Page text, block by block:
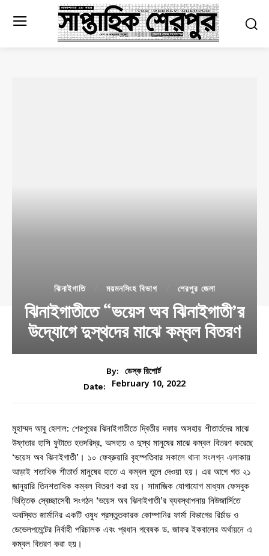
ঝিনাইগাতি ময়মনসিংহ বিভাগ শেরপুর জেলা
ঝিনাইগাতীতে “ভয়েস অব ঝিনাইগাতী’র
উদ্যোগে দুস্থদের মাঝে কম্বল বিতরণ
By:
ডেস্ক রিপোর্ট
Date:
February 10, 2022
মুহাম্মদ আবু হেলাল: শেরপুরের ঝিনাইগাতীতে দ্বিতীয় দফায় অসহায় শীতার্তদের মাঝে
উষ্ণতার হাসি ফুটাতে হতদরিদ্র, অসহায় ও দুস্থ মানুষের মাঝে কম্বল বিতরণ করেছে
‘ভয়েস অব ঝিনাইগাতী’। ১০ ফেব্রুয়ারি বৃহস্পতিবার সকালে থানা সংলগ্ন এলাকায়
আড়াই শতাধিক শীতার্ত মানুষের হাতে এ কম্বল তুলে দেওয়া হয়। এর আগে গত ২১
জানুয়ারি তিনশতাধিক কম্বল বিতরণ করা হয়। সামাজিক যোগাযোগ মাধ্যম ফেসবুক
ভিত্তিক স্বেচ্ছাসেবী সংগঠন ‘ভয়েস অব ঝিনাইগাতী’র ব্যবস্থাপনায় নিউজার্সিতে
অবস্থিত জার্মানির একটি ওষুধ প্রস্তুতকারক কোম্পানির ফার্মা বিভাগের রির্চাড ও
ডেভেলপমেন্টের নির্বাহী পরিচালক এবং প্রধান গবেষক ড. জাফর ইকবালের অর্থায়নে এ
কম্বল বিতরণ করা হয়।